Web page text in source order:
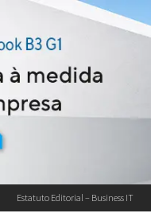
Estatuto Editorial – Business IT